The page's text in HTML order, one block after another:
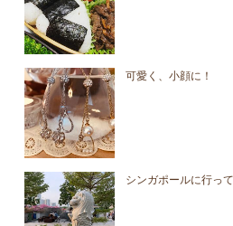
可愛く、小顔に！
シンガポールに行っ